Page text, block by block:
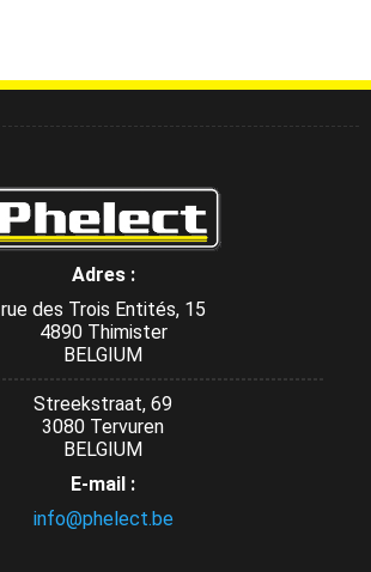
Adres :
rue des Trois Entités, 15
4890 Thimister
BELGIUM
Streekstraat, 69
3080 Tervuren
BELGIUM
E-mail :
info@phelect.be